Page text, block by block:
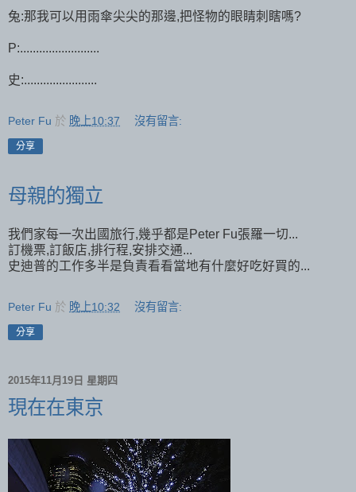
兔:那我可以用雨傘尖尖的那邊,把怪物的眼睛刺瞎嗎?
P:.........................
史:.......................
Peter Fu 於 晚上10:37 沒有留言:
分享
母親的獨立
我們家每一次出國旅行,幾乎都是Peter Fu張羅一切...
訂機票,訂飯店,排行程,安排交通...
史迪普的工作多半是負責看看當地有什麼好吃好買的...
Peter Fu 於 晚上10:32 沒有留言:
分享
2015年11月19日 星期四
現在在東京